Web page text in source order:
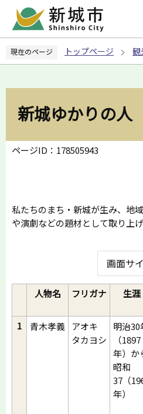
ペ
の
現在のページ トップページ 観
新城ゆかりの人
ページID：178505943
私たちのまち・新城が生み、地
や演劇などの題材として取り上
画面サ
人物名 フリガナ 生涯
1 青木孝義
アオキ
タカヨシ
明治30
（1897
年）か
昭和
37（
年）